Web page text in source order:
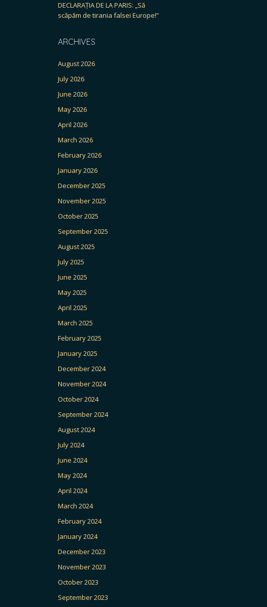
DECLARAȚIA DE LA PARIS: „Să
scăpăm de tirania falsei Europe!”
ARCHIVES
August 2026
July 2026
June 2026
May 2026
April 2026
March 2026
February 2026
January 2026
December 2025
November 2025
October 2025
September 2025
August 2025
July 2025
June 2025
May 2025
April 2025
March 2025
February 2025
January 2025
December 2024
November 2024
October 2024
September 2024
August 2024
July 2024
June 2024
May 2024
April 2024
March 2024
February 2024
January 2024
December 2023
November 2023
October 2023
September 2023